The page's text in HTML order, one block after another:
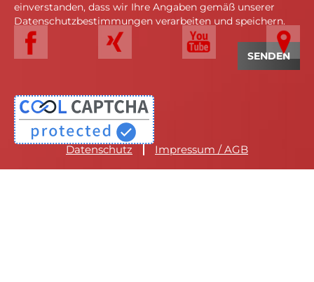
einverstanden, dass wir Ihre Angaben gemäß unserer
Datenschutzbestimmungen verarbeiten und speichern.
Datenschutz Impressum / AGB